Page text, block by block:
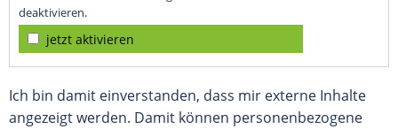
deaktivieren.
jetzt aktivieren
Ich bin damit einverstanden, dass mir externe Inhalte
angezeigt werden. Damit können personenbezogene